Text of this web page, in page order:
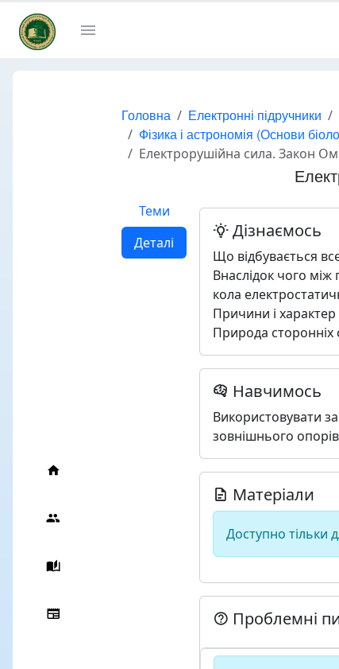
Головна Електронні підручники
Фізика і астрономія (Основи
Електрорушійна сила. Закон
Теми
Деталі
Дізнаємось
Що відбувається
Внаслідок чого
кола
Причини і характер
Природа сторонніх
Навчимось
Використовувати
зовнішнього
Матеріали
Доступно тільки
Проблемні